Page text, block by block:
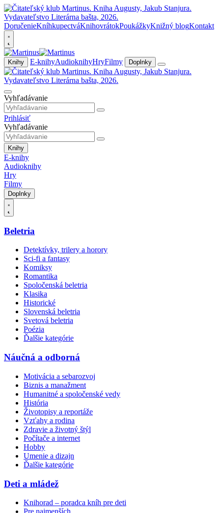
DoručenieKníhkupectváKnihovrátokPoukážkyKnižný blogKontakt
Knihy E-knihyAudioknihyHryFilmy Doplnky
Vyhľadávanie
Prihlásiť
Vyhľadávanie
Knihy
E-knihy
Audioknihy
Hry
Filmy
Doplnky
Beletria
Detektívky, trilery a horory
Sci-fi a fantasy
Komiksy
Romantika
Spoločenská beletria
Klasika
Historické
Slovenská beletria
Svetová beletria
Poézia
Ďalšie kategórie
Náučná a odborná
Motivácia a sebarozvoj
Biznis a manažment
Humanitné a spoločenské vedy
História
Životopisy a reportáže
Vzťahy a rodina
Zdravie a životný štýl
Počítače a internet
Hobby
Umenie a dizajn
Ďalšie kategórie
Deti a mládež
Knihorad – poradca kníh pre deti